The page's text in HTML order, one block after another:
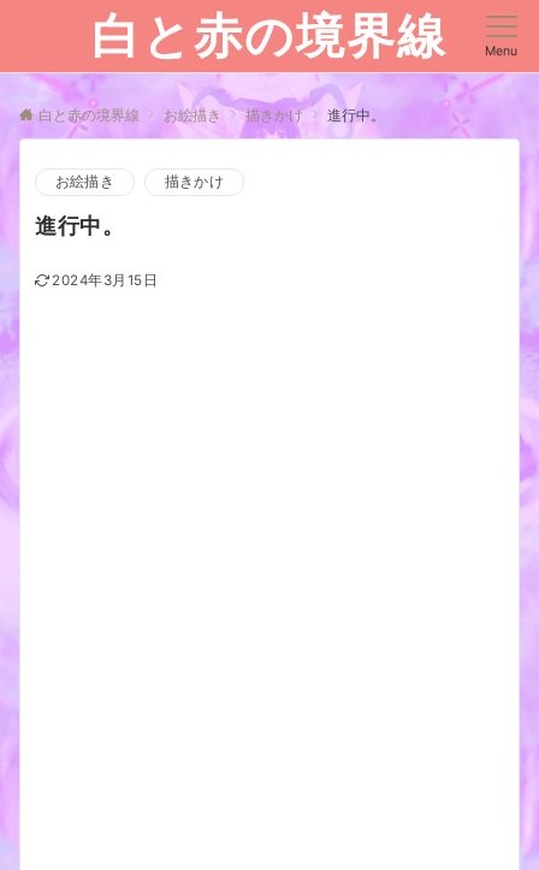
白と赤の境界線 Menu
白と赤の境界線 お絵描き 描きかけ 進行中。
お絵描き 描きかけ
進行中。
2024年3月15日